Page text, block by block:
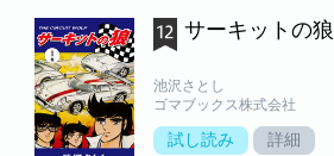
サーキットの狼
池沢さとし
ゴマブックス株式会社
試し読み 詳細